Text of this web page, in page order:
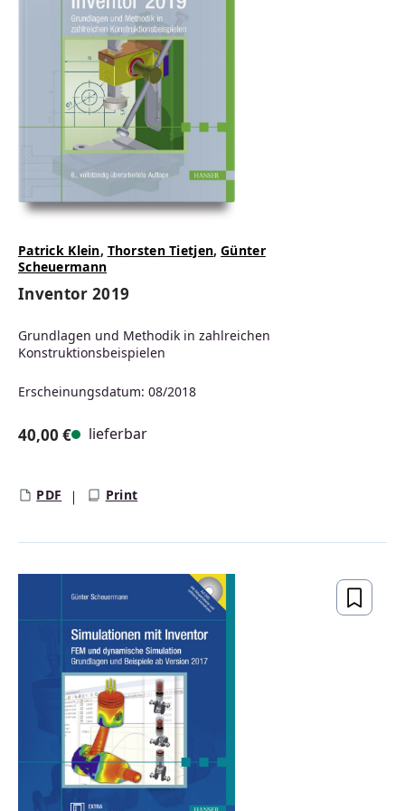
Patrick Klein, Thorsten Tietjen,Günter
Scheuermann
Inventor 2019
Grundlagen und Methodik in zahlreichen
Konstruktionsbeispielen
Erscheinungsdatum: 08/2018
40,00 € lieferbar
PDF Print